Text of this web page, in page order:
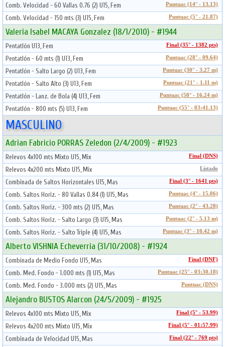
Comb. Velocidad - 60 Vallas 0.76 (2) U15, Fem Puntuac (14° - 13.13)
Comb. Velocidad - 150 mts (3) U15, Fem Puntuac (5° - 21.87)
Valeria Isabel MACAYA Gonzalez (18/1/2010) - #1944
Pentatlón U13, Fem Final (35° - 1382 pts)
Pentatlón - 60 mts (1) U13, Fem Puntuac (28° - 09.64)
Pentatlón - Salto Largo (2) U13, Fem Puntuac (30° - 3.27 m)
Pentatlón - Salto Alto (3) U13, Fem Puntuac (21° - 1.11 m)
Pentatlón - Lanz. de Bola (4) U13, Fem Puntuac (50° - 16.24 m)
Pentatlón - 800 mts (5) U13, Fem Puntuac (55° - 03:41.13)
MASCULINO
Adrian Fabricio PORRAS Zeledon (2/4/2009) - #1923
Relevos 4x100 mts Mixto U15, Mix Final (DNS)
Relevos 4x200 mts Mixto U15, Mix Listado
Combinada de Saltos Horizontales U15, Mas Final (3° - 1641 pts)
Comb. Saltos Horiz. - 80 Vallas 0.84 (1) U15, Mas Puntuac (4° - 15.06)
Comb. Saltos Horiz. - 300 mts (2) U15, Mas Puntuac (2° - 43.28)
Comb. Saltos Horiz. - Salto Largo (3) U15, Mas Puntuac (2° - 5.13 m)
Comb. Saltos Horiz. - Salto Triple (4) U15, Mas Puntuac (3° - 10.42 m)
Alberto VISHNIA Echeverria (31/10/2008) - #1924
Combinada de Medio Fondo U15, Mas Final (DNF)
Comb. Med. Fondo - 1.000 mts (1) U15, Mas Puntuac (25° - 03:30.18)
Comb. Med. Fondo - 3.000 mts (2) U15, Mas Puntuac (DNS)
Alejandro BUSTOS Alarcon (24/5/2009) - #1925
Relevos 4x100 mts Mixto U15, Mix Final (5° - 53.99)
Relevos 4x200 mts Mixto U15, Mix Final (5° - 01:57.99)
Combinada de Velocidad U15, Mas Final (22° - 769 pts)